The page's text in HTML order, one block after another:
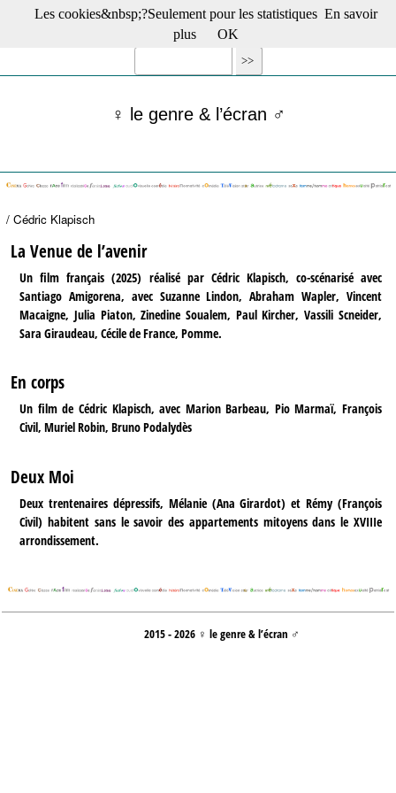
☰ Menu
Films récents
Films -TV/plates-formes
Archives
S’abonner à la Lettre !
♀ le genre & l’écran ♂
/ Cédric Klapisch
La Venue de l’avenir
Un film français (2025) réalisé par Cédric Klapisch, co-scénarisé avec
Santiago Amigorena, avec Suzanne Lindon, Abraham Wapler, Vincent
Macaigne, Julia Piaton, Zinedine Soualem, Paul Kircher, Vassili Scneider,
Sara Giraudeau, Cécile de France, Pomme.
En corps
Un film de Cédric Klapisch, avec Marion Barbeau, Pio Marmaï, François
Civil, Muriel Robin, Bruno Podalydès
Deux Moi
Deux trentenaires dépressifs, Mélanie (Ana Girardot) et Rémy (François
Civil) habitent sans le savoir des appartements mitoyens dans le XVIIIe
arrondissement.
2015 - 2026 ♀ le genre & l’écran ♂
Les cookies&nbsp;?Seulement pour les statistiques En savoir
plus
OK